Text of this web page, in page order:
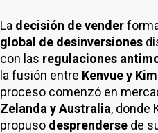
La decisión de vender
global de desinversiones
con las regulaciones
la fusión entre Kenvue y
proceso comenzó en
Zelanda y Australia, donde
propuso desprenderse de